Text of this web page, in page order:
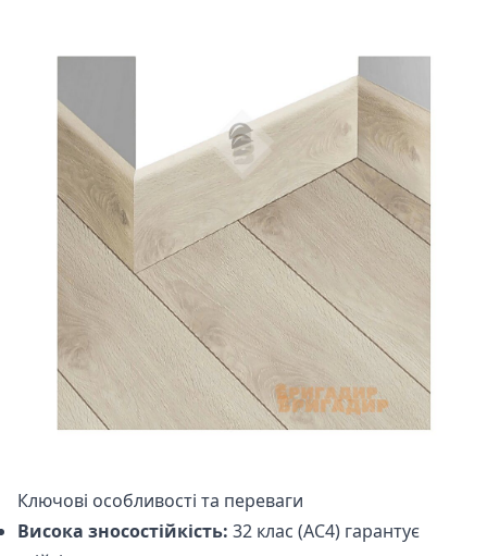
Ключові особливості та переваги
Висока зносостійкість: 32 клас (АС4) гарантує